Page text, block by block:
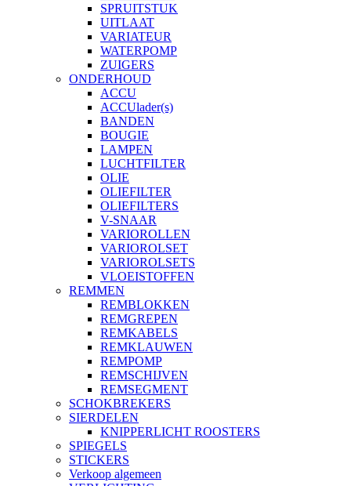
SPRUITSTUK
UITLAAT
VARIATEUR
WATERPOMP
ZUIGERS
ONDERHOUD
ACCU
ACCUlader(s)
BANDEN
BOUGIE
LAMPEN
LUCHTFILTER
OLIE
OLIEFILTER
OLIEFILTERS
V-SNAAR
VARIOROLLEN
VARIOROLSET
VARIOROLSETS
VLOEISTOFFEN
REMMEN
REMBLOKKEN
REMGREPEN
REMKABELS
REMKLAUWEN
REMPOMP
REMSCHIJVEN
REMSEGMENT
SCHOKBREKERS
SIERDELEN
KNIPPERLICHT ROOSTERS
SPIEGELS
STICKERS
Verkoop algemeen